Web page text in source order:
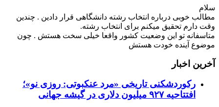
سلام
مطالب خوبی درباره انتخاب رشته دانشگاهی قرار دادین . چندین
وقت دارم تحقیق میکنم برای انتخاب رشته.
متاسفانه تو این وضعیت کشور واقعا خیلی سخت هستش . چون
موضوع آینده خودت هستش
آخرین اخبار
رکوردشکنی تاریخی «مرد عنکبوتی: روزی نو»؛
افتتاحیه ۹۲۷ میلیون دلاری در گیشه جهانی